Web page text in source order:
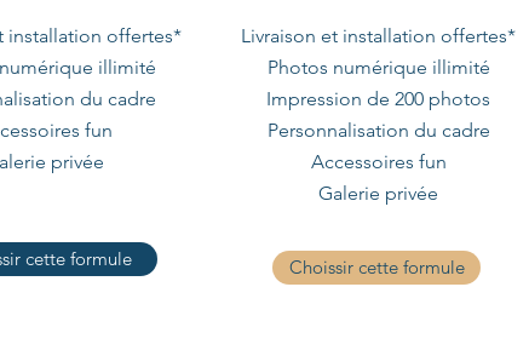
installation offertes*
illimité
du cadre
fun
privée
cette formule
Livraison et installation offertes*
Photos numérique illimité
Impression de 200 photos
Personnalisation du cadre
Accessoires fun
Galerie privée
Choissir cette formule